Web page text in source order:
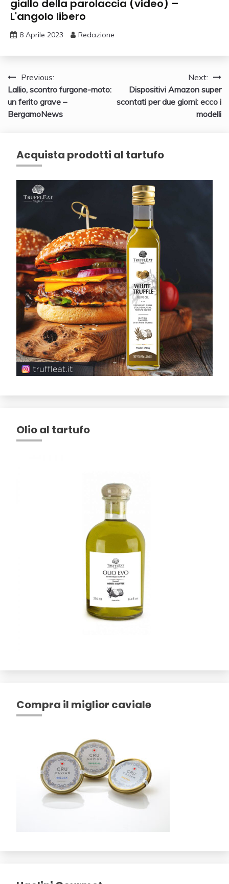
giallo della parolaccia (video) –
L'angolo libero
8 Aprile 2023 Redazione
Navigazione
articoli
Previous:
Lallio, scontro furgone-moto:
un ferito grave –
BergamoNews
Next:
Dispositivi Amazon super
scontati per due giorni: ecco i
modelli
Acquista prodotti al tartufo
Olio al tartufo
Compra il miglior caviale